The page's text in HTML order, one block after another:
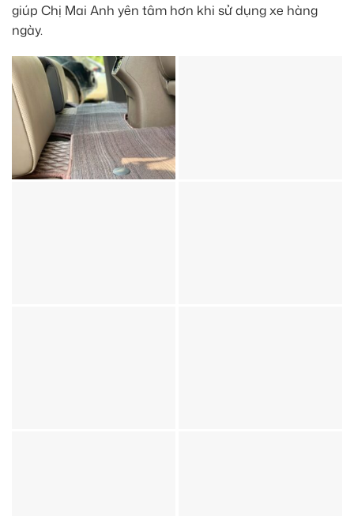
giúp Chị Mai Anh yên tâm hơn khi sử dụng xe hàng
ngày.